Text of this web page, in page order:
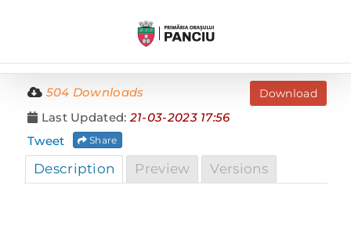
Download
504 Downloads
Last Updated:21-03-2023 17:56
Share
Tweet
Description Preview Versions